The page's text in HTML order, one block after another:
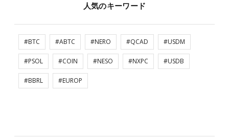
人気のキーワード
#BTC #ABTC #NERO #QCAD #USDM
#PSOL #COIN #NESO #NXPC #USDB
#BBRL #EUROP